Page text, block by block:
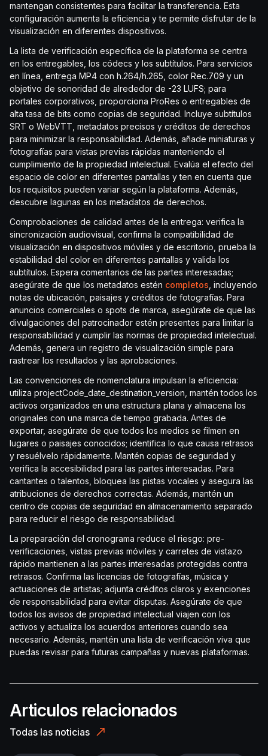
mantengan consistentes para facilitar la transferencia. Esta
configuración aumenta la eficiencia y te permite disfrutar de la
visualización en diferentes dispositivos.
La lista de verificación específica de la plataforma se centra
en los entregables, los códecs y los subtítulos. Para servicios
en línea, entrega MP4 con h.264/h.265, color Rec.709 y un
objetivo de sonoridad de alrededor de -23 LUFS; para
portales corporativos, proporciona ProRes o entregables de
alta tasa de bits como copias de seguridad. Incluye subtítulos
SRT o WebVTT, metadatos precisos y créditos de derechos
para minimizar la responsabilidad. Además, añade miniaturas y
fotografías para vistas previas rápidas manteniendo el
cumplimiento de la propiedad intelectual. Evalúa el efecto del
espacio de color en diferentes pantallas y ten en cuenta que
los requisitos pueden variar según la plataforma. Además,
descubre lagunas en los metadatos de derechos.
Comprobaciones de calidad antes de la entrega: verifica la
sincronización audiovisual, confirma la compatibilidad de
visualización en dispositivos móviles y de escritorio, prueba la
estabilidad del color en diferentes pantallas y valida los
subtítulos. Espera comentarios de las partes interesadas;
asegúrate de que los metadatos estén completos , incluyendo
notas de ubicación, paisajes y créditos de fotografías. Para
anuncios comerciales o spots de marca, asegúrate de que las
divulgaciones del patrocinador estén presentes para limitar la
responsabilidad y cumplir las normas de propiedad intelectual.
Además, genera un registro de visualización simple para
rastrear los resultados y las aprobaciones.
Las convenciones de nomenclatura impulsan la eficiencia:
utiliza projectCode_date_destination_version, mantén todos los
activos organizados en una estructura plana y almacena los
originales con una marca de tiempo grabada. Antes de
exportar, asegúrate de que todos los medios se filmen en
lugares o paisajes conocidos; identifica lo que causa retrasos
y resuélvelo rápidamente. Mantén copias de seguridad y
verifica la accesibilidad para las partes interesadas. Para
cantantes o talentos, bloquea las pistas vocales y asegura las
atribuciones de derechos correctas. Además, mantén un
centro de copias de seguridad en almacenamiento separado
para reducir el riesgo de responsabilidad.
La preparación del cronograma reduce el riesgo: pre-
verificaciones, vistas previas móviles y carretes de vistazo
rápido mantienen a las partes interesadas protegidas contra
retrasos. Confirma las licencias de fotografías, música y
actuaciones de artistas; adjunta créditos claros y exenciones
de responsabilidad para evitar disputas. Asegúrate de que
todos los avisos de propiedad intelectual viajen con los
activos y actualiza los acuerdos anteriores cuando sea
necesario. Además, mantén una lista de verificación viva que
puedas revisar para futuras campañas y nuevas plataformas.
Articulos relacionados
Todas las noticias